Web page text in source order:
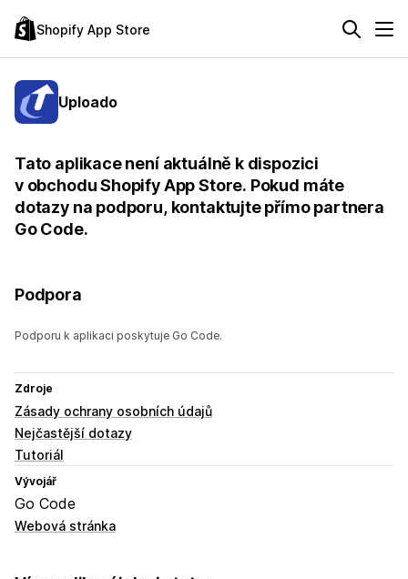
Shopify App Store
Uploado
Tato aplikace není aktuálně k dispozici
v obchodu Shopify App Store. Pokud máte
dotazy na podporu, kontaktujte přímo partnera
Go Code.
Podpora
Podporu k aplikaci poskytuje Go Code.
Zdroje
Zásady ochrany osobních údajů
Nejčastější dotazy
Tutoriál
Vývojář
Go Code
Webová stránka